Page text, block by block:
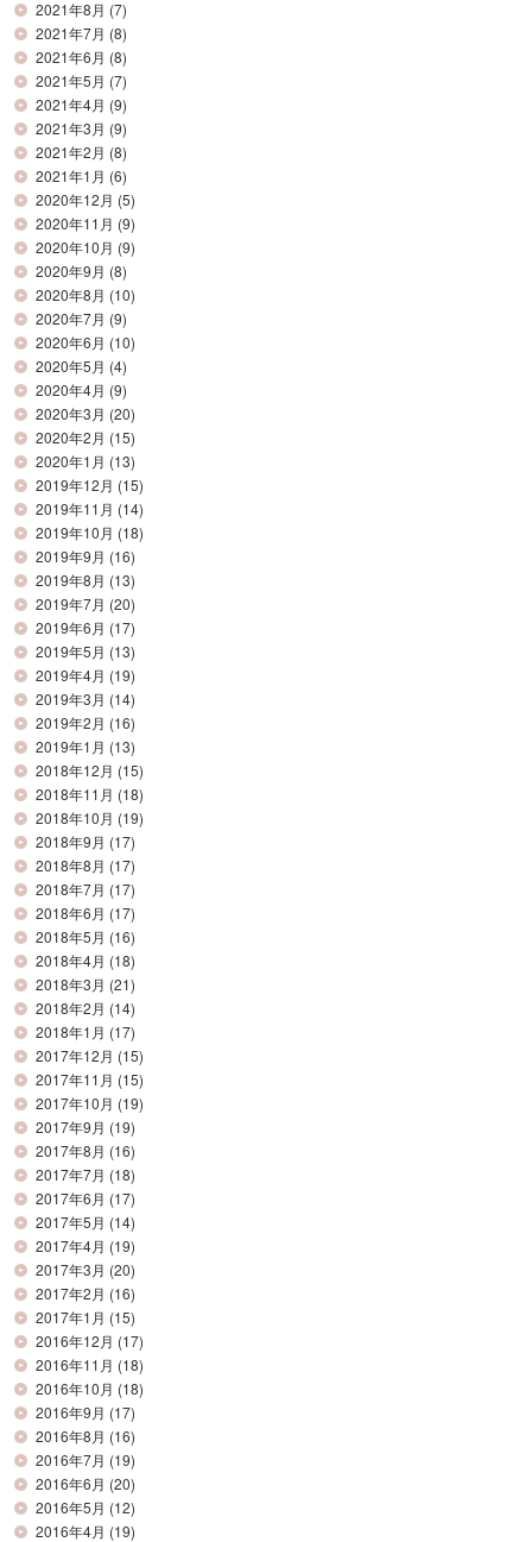
2021年8月 (7)
2021年7月 (8)
2021年6月 (8)
2021年5月 (7)
2021年4月 (9)
2021年3月 (9)
2021年2月 (8)
2021年1月 (6)
2020年12月 (5)
2020年11月 (9)
2020年10月 (9)
2020年9月 (8)
2020年8月 (10)
2020年7月 (9)
2020年6月 (10)
2020年5月 (4)
2020年4月 (9)
2020年3月 (20)
2020年2月 (15)
2020年1月 (13)
2019年12月 (15)
2019年11月 (14)
2019年10月 (18)
2019年9月 (16)
2019年8月 (13)
2019年7月 (20)
2019年6月 (17)
2019年5月 (13)
2019年4月 (19)
2019年3月 (14)
2019年2月 (16)
2019年1月 (13)
2018年12月 (15)
2018年11月 (18)
2018年10月 (19)
2018年9月 (17)
2018年8月 (17)
2018年7月 (17)
2018年6月 (17)
2018年5月 (16)
2018年4月 (18)
2018年3月 (21)
2018年2月 (14)
2018年1月 (17)
2017年12月 (15)
2017年11月 (15)
2017年10月 (19)
2017年9月 (19)
2017年8月 (16)
2017年7月 (18)
2017年6月 (17)
2017年5月 (14)
2017年4月 (19)
2017年3月 (20)
2017年2月 (16)
2017年1月 (15)
2016年12月 (17)
2016年11月 (18)
2016年10月 (18)
2016年9月 (17)
2016年8月 (16)
2016年7月 (19)
2016年6月 (20)
2016年5月 (12)
2016年4月 (19)